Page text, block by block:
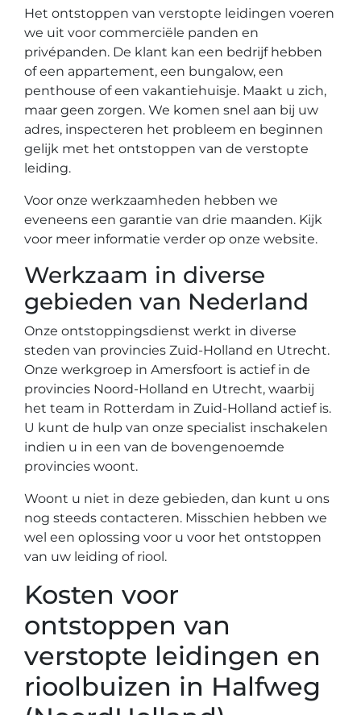
Het ontstoppen van verstopte leidingen voeren
we uit voor commerciële panden en
privépanden. De klant kan een bedrijf hebben
of een appartement, een bungalow, een
penthouse of een vakantiehuisje. Maakt u zich,
maar geen zorgen. We komen snel aan bij uw
adres, inspecteren het probleem en beginnen
gelijk met het ontstoppen van de verstopte
leiding.
Voor onze werkzaamheden hebben we
eveneens een garantie van drie maanden. Kijk
voor meer informatie verder op onze website.
Werkzaam in diverse
gebieden van Nederland
Onze ontstoppingsdienst werkt in diverse
steden van provincies Zuid-Holland en Utrecht.
Onze werkgroep in Amersfoort is actief in de
provincies Noord-Holland en Utrecht, waarbij
het team in Rotterdam in Zuid-Holland actief is.
U kunt de hulp van onze specialist inschakelen
indien u in een van de bovengenoemde
provincies woont.
Woont u niet in deze gebieden, dan kunt u ons
nog steeds contacteren. Misschien hebben we
wel een oplossing voor u voor het ontstoppen
van uw leiding of riool.
Kosten voor
ontstoppen van
verstopte leidingen en
rioolbuizen in Halfweg